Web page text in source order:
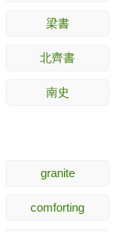
梁書
北齊書
南史
granite
comforting